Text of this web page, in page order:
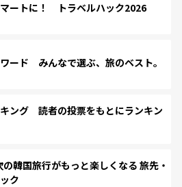
ートに！ トラベルハック2026
ード みんなで選ぶ、旅のベスト。
ング 読者の投票をもとにランキン
韓国旅行がもっと楽しくなる 旅先・
ク